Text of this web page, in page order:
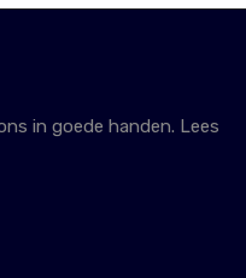
in goede handen. Lees